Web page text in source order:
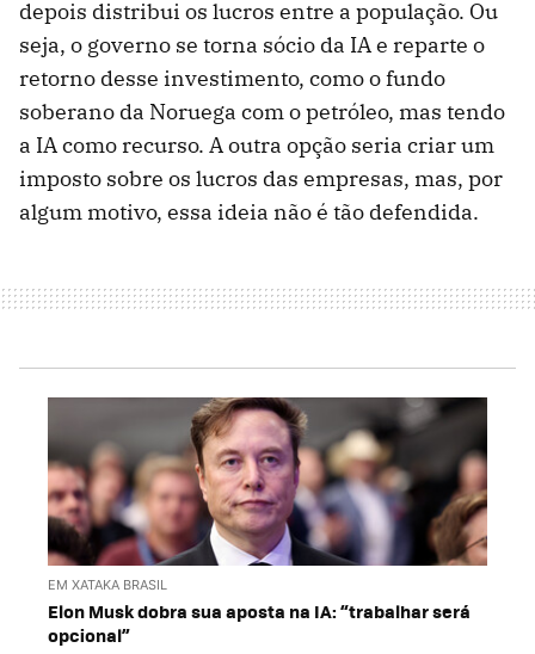
depois distribui os lucros entre a população. Ou
seja, o governo se torna sócio da IA e reparte o
retorno desse investimento, como o fundo
soberano da Noruega com o petróleo, mas tendo
a IA como recurso. A outra opção seria criar um
imposto sobre os lucros das empresas, mas, por
algum motivo, essa ideia não é tão defendida.
EM XATAKA BRASIL
Elon Musk dobra sua aposta na IA: “trabalhar será
opcional”